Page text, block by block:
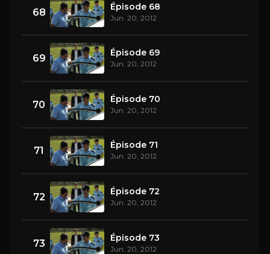
68 Épisode 68
Jun. 20, 2012
69 Épisode 69
Jun. 20, 2012
70 Épisode 70
Jun. 20, 2012
71 Épisode 71
Jun. 20, 2012
72 Épisode 72
Jun. 20, 2012
73 Épisode 73
Jun. 20, 2012